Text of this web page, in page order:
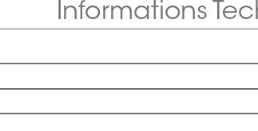
Informations